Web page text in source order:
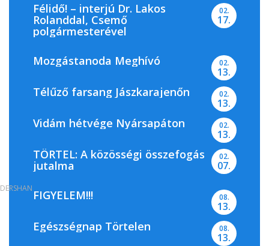
Félidő! – interjú Dr. Lakos
Rolanddal, Csemő
polgármesterével
02.
17.
Mozgástanoda Meghívó 02.
13.
Télűző farsang Jászkarajenőn 02.
13.
Vidám hétvége Nyársapáton 02.
13.
TÖRTEL: A közösségi összefogás
jutalma
02.
07.
FIGYELEM!!! 08.
13.
Egészségnap Törtelen 08.
13.
DERSHAN